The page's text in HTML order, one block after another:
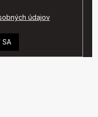
údajov.
SA